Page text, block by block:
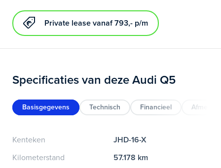
Private lease vanaf 793,- p/m
Specificaties van deze Audi Q5
Basisgegevens Technisch Financieel
Kenteken
JHD-16-X
Kilometerstand
57.178 km